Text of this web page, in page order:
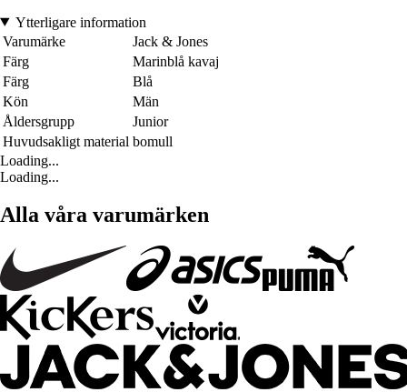
Ytterligare information
Varumärke
Jack & Jones
Färg
Marinblå kavaj
Färg
Blå
Kön
Män
Åldersgrupp
Junior
Huvudsakligt material bomull
Loading...
Loading...
Alla våra varumärken